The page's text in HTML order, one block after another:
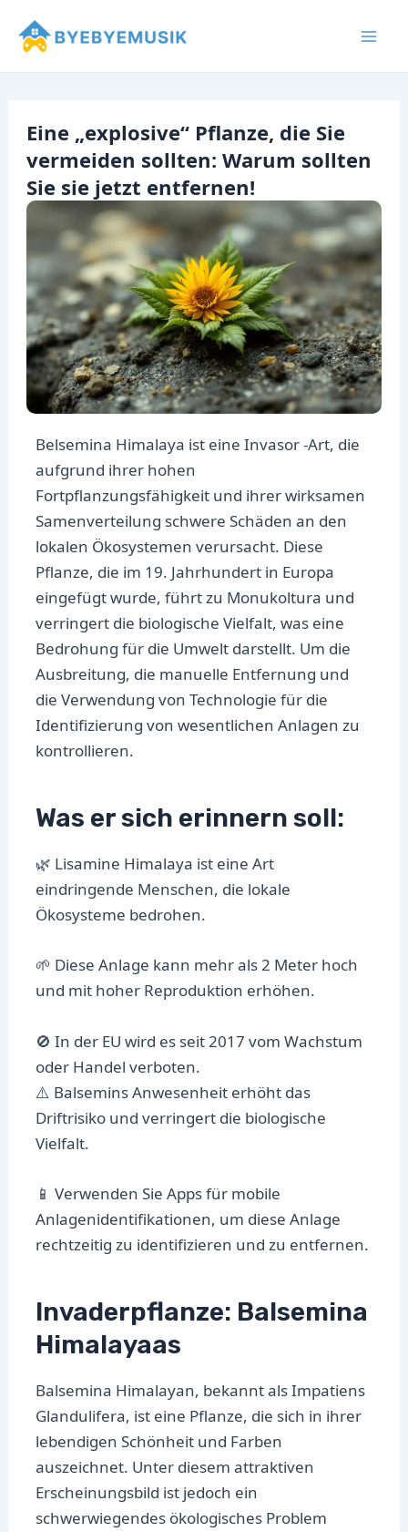
Inhalt
Eine „explosive“ Pflanze, die Sie
vermeiden sollten: Warum sollten
Sie sie jetzt entfernen!
Belsemina Himalaya ist eine Invasor -Art, die
aufgrund ihrer hohen
Fortpflanzungsfähigkeit und ihrer wirksamen
Samenverteilung schwere Schäden an den
lokalen Ökosystemen verursacht. Diese
Pflanze, die im 19. Jahrhundert in Europa
eingefügt wurde, führt zu Monukoltura und
verringert die biologische Vielfalt, was eine
Bedrohung für die Umwelt darstellt. Um die
Ausbreitung, die manuelle Entfernung und
die Verwendung von Technologie für die
Identifizierung von wesentlichen Anlagen zu
kontrollieren.
Was er sich erinnern soll:
🌿 Lisamine Himalaya ist eine Art
eindringende Menschen, die lokale
Ökosysteme bedrohen.
🌱 Diese Anlage kann mehr als 2 Meter hoch
und mit hoher Reproduktion erhöhen.
🚫 In der EU wird es seit 2017 vom Wachstum
oder Handel verboten.
⚠️ Balsemins Anwesenheit erhöht das
Driftrisiko und verringert die biologische
Vielfalt.
📱 Verwenden Sie Apps für mobile
Anlagenidentifikationen, um diese Anlage
rechtzeitig zu identifizieren und zu entfernen.
Invaderpflanze: Balsemina
Himalayaas
Balsemina Himalayan, bekannt als Impatiens
Glandulifera, ist eine Pflanze, die sich in ihrer
lebendigen Schönheit und Farben
auszeichnet. Unter diesem attraktiven
Erscheinungsbild ist jedoch ein
schwerwiegendes ökologisches Problem